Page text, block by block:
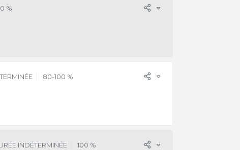
%
80-100 %
INDÉTERMINÉE 100 %